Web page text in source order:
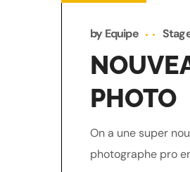
by Equipe
PHOTO
On a une super
photographe pro